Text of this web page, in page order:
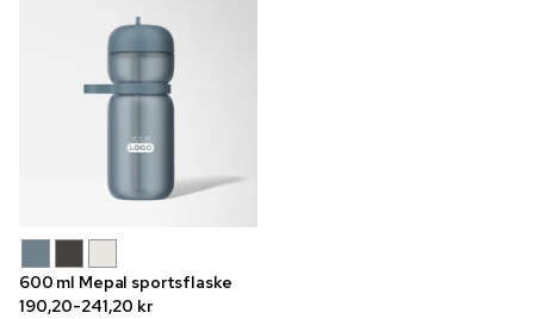
600 ml Mepal sportsflaske
190,20-241,20 kr